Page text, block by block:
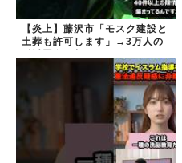
【炎上】藤沢市「モスク建設と
土葬も許可します」→3万人の